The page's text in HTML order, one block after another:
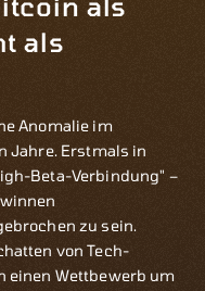
als
Anomalie im
Jahre. Erstmals in
Beta-Verbindung" –
zu sein.
von Tech-
einen Wettbewerb um